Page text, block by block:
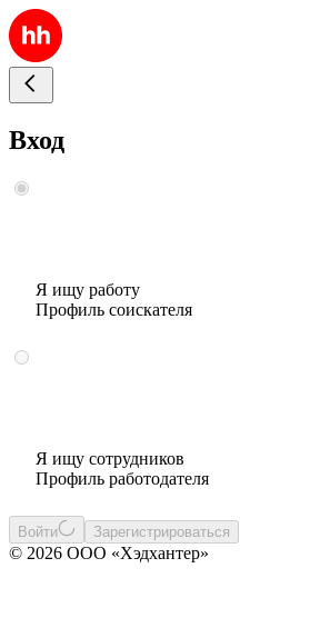
Вход
Я ищу работу
Профиль соискателя
Я ищу сотрудников
Профиль работодателя
Войти Зарегистрироваться
© 2026 ООО «Хэдхантер»